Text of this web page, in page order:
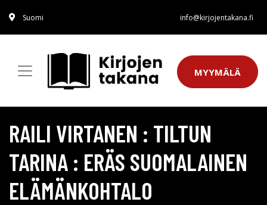
Suomi info@kirjojentakana.fi
MYYMÄLÄ
RAILI VIRTANEN : TILTUN
TARINA : ERÄS SUOMALAINEN
ELÄMÄNKOHTALO